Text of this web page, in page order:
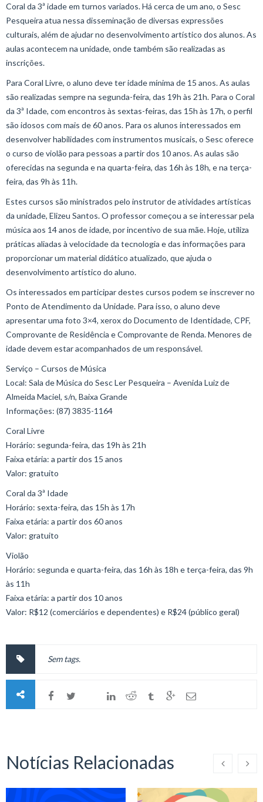
Coral da 3ª idade em turnos variados. Há cerca de um ano, o Sesc
Pesqueira atua nessa disseminação de diversas expressões
culturais, além de ajudar no desenvolvimento artístico dos alunos. As
aulas acontecem na unidade, onde também são realizadas as
inscrições.
Para Coral Livre, o aluno deve ter idade mínima de 15 anos. As aulas
são realizadas sempre na segunda-feira, das 19h às 21h. Para o Coral
da 3ª Idade, com encontros às sextas-feiras, das 15h às 17h, o perfil
são idosos com mais de 60 anos. Para os alunos interessados em
desenvolver habilidades com instrumentos musicais, o Sesc oferece
o curso de violão para pessoas a partir dos 10 anos. As aulas são
oferecidas na segunda e na quarta-feira, das 16h às 18h, e na terça-
feira, das 9h às 11h.
Estes cursos são ministrados pelo instrutor de atividades artísticas
da unidade, Elizeu Santos. O professor começou a se interessar pela
música aos 14 anos de idade, por incentivo de sua mãe. Hoje, utiliza
práticas aliadas à velocidade da tecnologia e das informações para
proporcionar um material didático atualizado, que ajuda o
desenvolvimento artístico do aluno.
Os interessados em participar destes cursos podem se inscrever no
Ponto de Atendimento da Unidade. Para isso, o aluno deve
apresentar uma foto 3×4, xerox do Documento de Identidade, CPF,
Comprovante de Residência e Comprovante de Renda. Menores de
idade devem estar acompanhados de um responsável.
Serviço – Cursos de Música
Local: Sala de Música do Sesc Ler Pesqueira – Avenida Luiz de
Almeida Maciel, s/n, Baixa Grande
Informações: (87) 3835-1164
Coral Livre
Horário: segunda-feira, das 19h às 21h
Faixa etária: a partir dos 15 anos
Valor: gratuito
Coral da 3ª Idade
Horário: sexta-feira, das 15h às 17h
Faixa etária: a partir dos 60 anos
Valor: gratuito
Violão
Horário: segunda e quarta-feira, das 16h às 18h e terça-feira, das 9h
às 11h
Faixa etária: a partir dos 10 anos
Valor: R$12 (comerciários e dependentes) e R$24 (público geral)
Sem tags.
Notícias Relacionadas